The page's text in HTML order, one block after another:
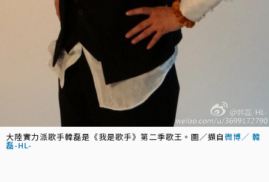
大陸實力派歌手韓磊是《我是歌手》第二季歌王。圖／擷自微博／ 韓
磊-HL-